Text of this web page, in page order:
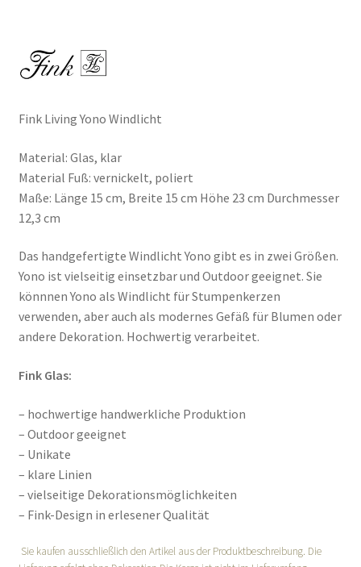
Fink Living Yono Windlicht
Material: Glas, klar
Material Fuß: vernickelt, poliert
Maße: Länge 15 cm, Breite 15 cm Höhe 23 cm Durchmesser
12,3 cm
Das handgefertigte Windlicht Yono gibt es in zwei Größen.
Yono ist vielseitig einsetzbar und Outdoor geeignet. Sie
könnnen Yono als Windlicht für Stumpenkerzen
verwenden, aber auch als modernes Gefäß für Blumen oder
andere Dekoration. Hochwertig verarbeitet.
Fink Glas:
– hochwertige handwerkliche Produktion
– Outdoor geeignet
– Unikate
– klare Linien
– vielseitige Dekorationsmöglichkeiten
– Fink-Design in erlesener Qualität
Sie kaufen ausschließlich den Artikel aus der Produktbeschreibung. Die